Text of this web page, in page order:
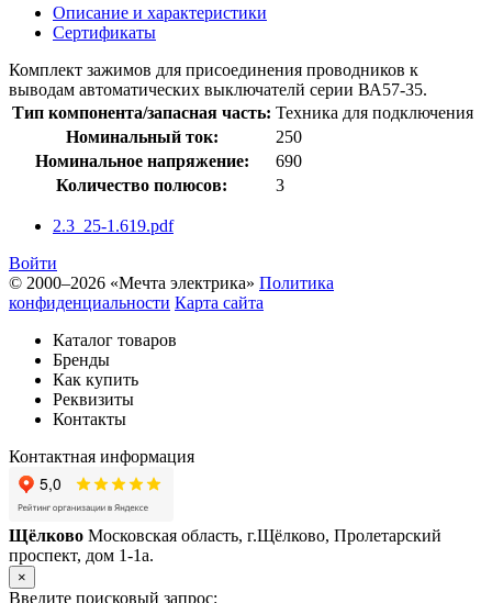
Описание и характеристики
Сертификаты
Комплект зажимов для присоединения проводников к
выводам автоматических выключателй серии ВА57-35.
Тип компонента/запасная часть: Техника для подключения
Номинальный ток:
250
Номинальное напряжение:
690
Количество полюсов:
3
2.3_25-1.619.pdf
Войти
© 2000–2026 «Мечта электрика» Политика
конфиденциальности Карта сайта
Каталог товаров
Бренды
Как купить
Реквизиты
Контакты
Контактная информация
Щёлково Московская область, г.Щёлково, Пролетарский
проспект, дом 1‑1а.
×
Введите поисковый запрос: